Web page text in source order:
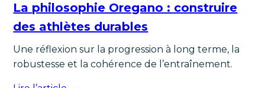
La philosophie Oregano : construire
des athlètes durables
Une réflexion sur la progression à long terme, la
robustesse et la cohérence de l’entraînement.